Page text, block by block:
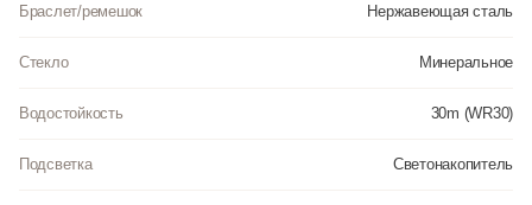
Браслет/ремешок Нержавеющая сталь
Стекло Минеральное
Водостойкость 30m (WR30)
Подсветка Светонакопитель